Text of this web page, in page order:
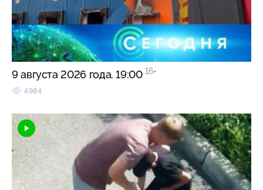
9 августа 2026 года. 19:00 16+
4984